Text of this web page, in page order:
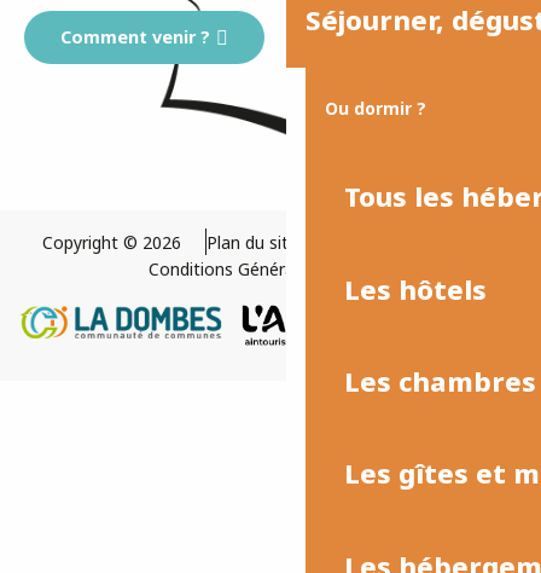
Séjourner,
Ou dormir ?
Tous les
Les hôtels
Les
Les gîtes et
Les
Comment venir ?
Copyright © 2026 Plan du site
Conditions Générales de Vente